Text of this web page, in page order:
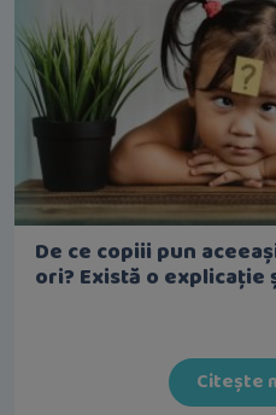
De ce copiii pun
ori? Există o
Citește